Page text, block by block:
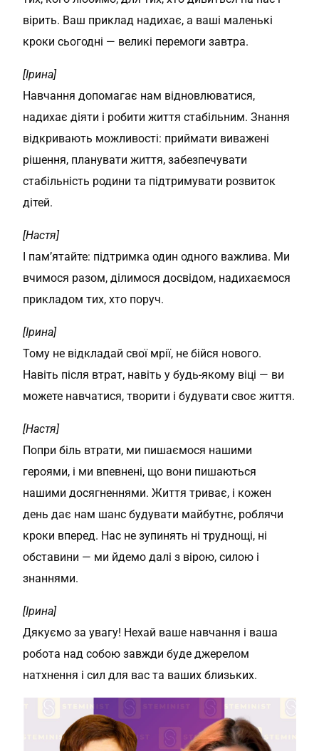
вірить. Ваш приклад надихає, а ваші маленькі
кроки сьогодні — великі перемоги завтра.
[Ірина]
Навчання допомагає нам відновлюватися,
надихає діяти і робити життя стабільним. Знання
відкривають можливості: приймати виважені
рішення, планувати життя, забезпечувати
стабільність родини та підтримувати розвиток
дітей.
[Настя]
І пам’ятайте: підтримка один одного важлива. Ми
вчимося разом, ділимося досвідом, надихаємося
прикладом тих, хто поруч.
[Ірина]
Тому не відкладай свої мрії, не бійся нового.
Навіть після втрат, навіть у будь-якому віці — ви
можете навчатися, творити і будувати своє життя.
[Настя]
Попри біль втрати, ми пишаємося нашими
героями, і ми впевнені, що вони пишаються
нашими досягненнями. Життя триває, і кожен
день дає нам шанс будувати майбутнє, роблячи
кроки вперед. Нас не зупинять ні труднощі, ні
обставини — ми йдемо далі з вірою, силою і
знаннями.
[Ірина]
Дякуємо за увагу! Нехай ваше навчання і ваша
робота над собою завжди буде джерелом
натхнення і сил для вас та ваших близьких.